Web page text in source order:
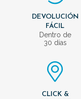
DEVOLUCIÓN
FÁCIL
Dentro de
30 días
CLICK &